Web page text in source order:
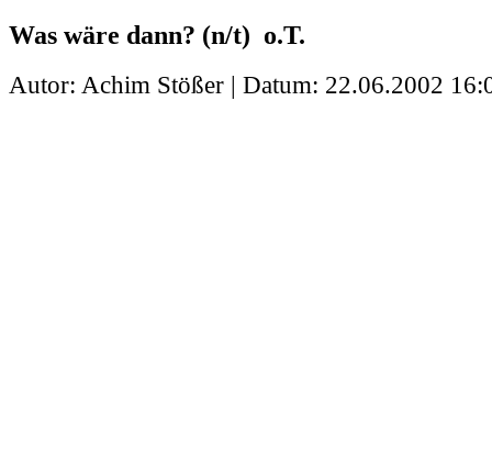
Was wäre dann? (n/t) o.T.
Autor: Achim Stößer | Datum: 22.06.2002